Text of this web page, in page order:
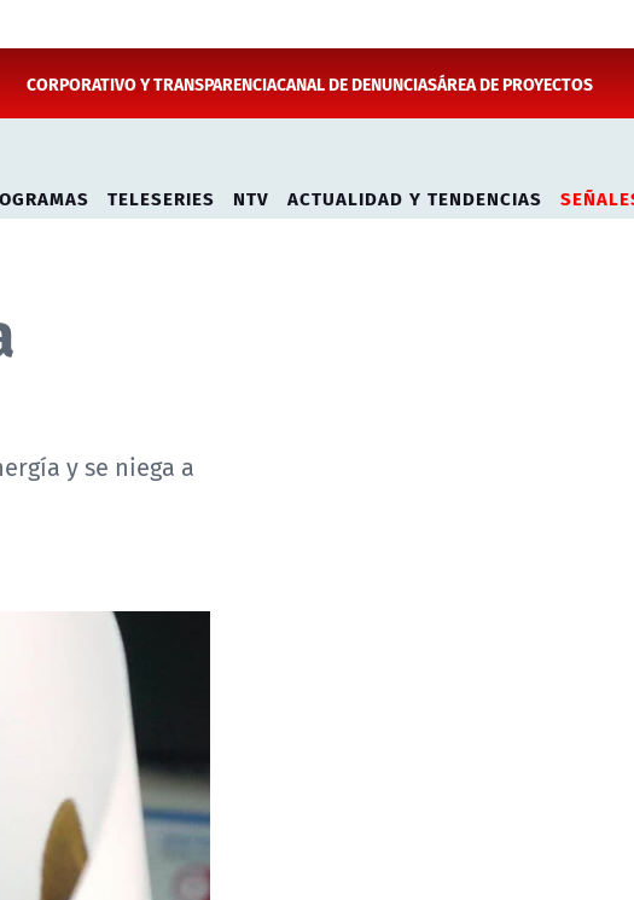
CORPORATIVO Y TRANSPARENCIACANAL DE DENUNCIASÁREA DE PROYECTOS
TELESERIES NTV ACTUALIDAD Y TENDENCIAS
y se niega a